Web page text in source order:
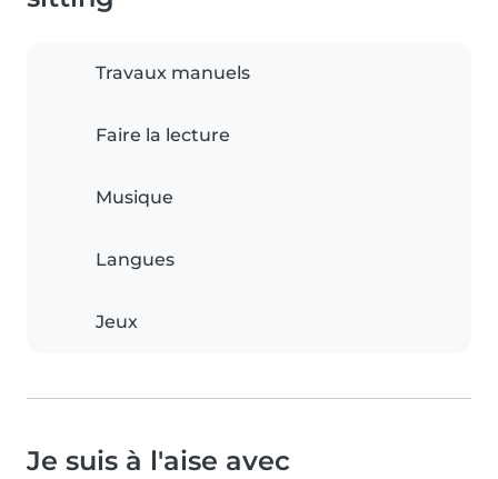
Travaux manuels
Faire la lecture
Musique
Langues
Jeux
Je suis à l'aise avec